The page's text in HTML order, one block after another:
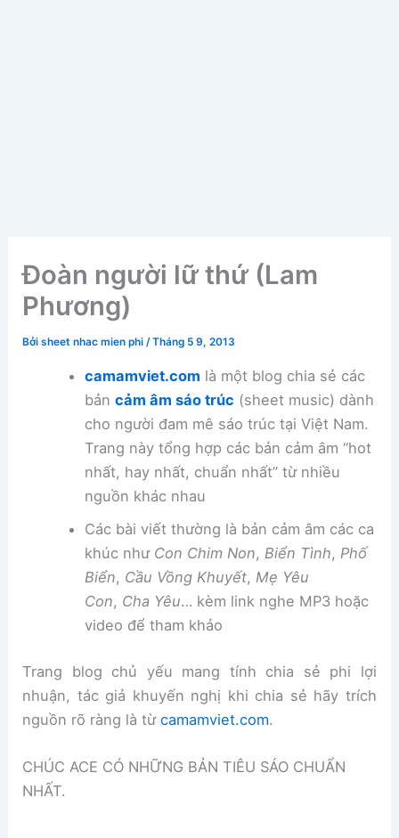
Đoàn người lữ thứ (Lam
Phương)
Bởisheet nhac mien phi/Tháng 5 9, 2013
camamviet.com là một blog chia sẻ các
bản cảm âm sáo trúc (sheet music) dành
cho người đam mê sáo trúc tại Việt Nam.
Trang này tổng hợp các bản cảm âm “hot
nhất, hay nhất, chuẩn nhất” từ nhiều
nguồn khác nhau
Các bài viết thường là bản cảm âm các ca
khúc như Con Chim Non, Biển Tình, Phố
Biển, Cầu Vồng Khuyết, Mẹ Yêu
Con, Cha Yêu… kèm link nghe MP3 hoặc
video để tham khảo
Trang blog chủ yếu mang tính chia sẻ phi lợi
nhuận, tác giả khuyến nghị khi chia sẻ hãy trích
nguồn rõ ràng là từcamamviet.com.
CHÚC ACE CÓ NHỮNG BẢN TIÊU SÁO CHUẨN
NHẤT.